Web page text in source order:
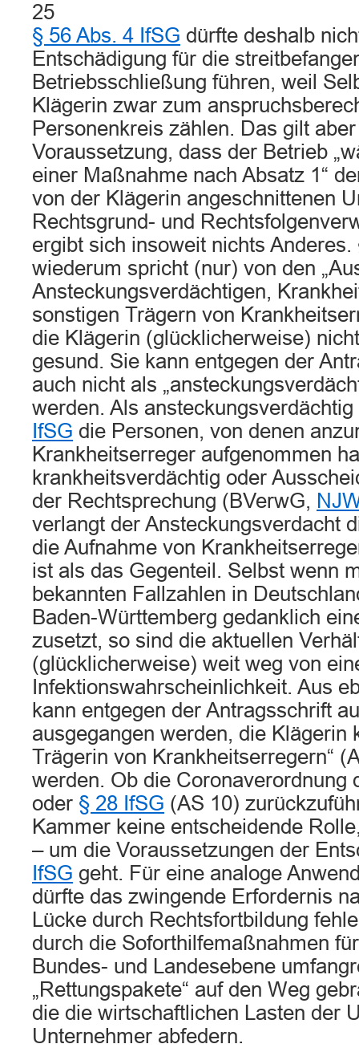
25
§ 56 Abs. 4 IfSG dürfte deshalb
Entschädigung für die
Betriebsschließung führen, weil
Klägerin zwar zum
Personenkreis zählen. Das gilt
Voraussetzung, dass der Betrieb
einer Maßnahme nach Absatz 1“
von der Klägerin angeschnittenen
Rechtsgrund- und
ergibt sich insoweit nichts Anderes.
wiederum spricht (nur) von den
Ansteckungsverdächtigen,
sonstigen Trägern von
die Klägerin (glücklicherweise)
gesund. Sie kann entgegen der
auch nicht als
werden. Als
IfSG die Personen, von denen
Krankheitserreger aufgenommen
krankheitsverdächtig oder
der Rechtsprechung (BVerwG,
verlangt der Ansteckungsverdacht
die Aufnahme von
ist als das Gegenteil. Selbst wenn
bekannten Fallzahlen in
Baden-Württemberg gedanklich
zusetzt, so sind die aktuellen
(glücklicherweise) weit weg von
Infektionswahrscheinlichkeit. Aus
kann entgegen der Antragsschrift
ausgegangen werden, die Klägerin
Trägerin von Krankheitserregern“
werden. Ob die Coronaverordnung
oder § 28 IfSG (AS 10)
Kammer keine entscheidende
– um die Voraussetzungen der
IfSG geht. Für eine analoge
dürfte das zwingende Erfordernis
Lücke durch Rechtsfortbildung
durch die Soforthilfemaßnahmen
Bundes- und Landesebene
„Rettungspakete“ auf den Weg
die die wirtschaftlichen Lasten der
Unternehmer abfedern.